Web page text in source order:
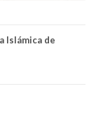
Islámica de